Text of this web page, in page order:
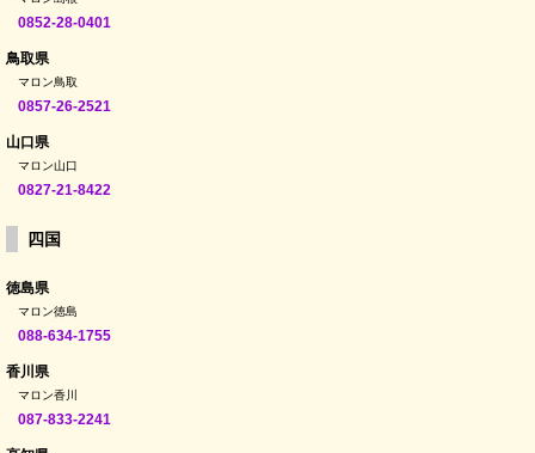
0852-28-0401
鳥取県
マロン鳥取
0857-26-2521
山口県
マロン山口
0827-21-8422
四国
徳島県
マロン徳島
088-634-1755
香川県
マロン香川
087-833-2241